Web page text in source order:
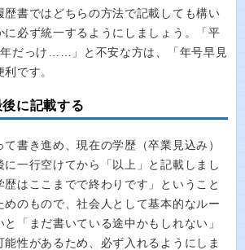
歴書ではどちらの方法で記載しても構い
に必ず統一するようにしましょう。「平
だっけ……」と不安な方は、「年号早見
です。
後に記載する
書き進め、現在の学歴（卒業見込み）
に一行空けてから「以上」と記載しまし
歴はここまでで終わりです」ということ
めのもので、社会人として基本的なルー
「まだ書いている途中かもしれない」
能性があるため、必ず入れるようにしま